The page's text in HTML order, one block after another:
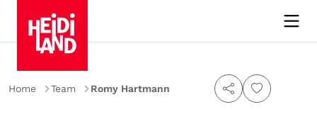
Home Team Romy Hartmann